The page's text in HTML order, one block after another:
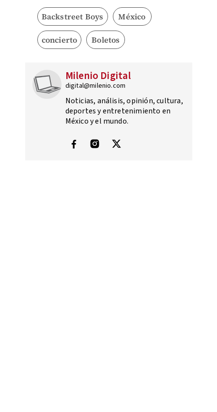
Backstreet Boys México
concierto Boletos
Milenio Digital
digital@milenio.com
Noticias, análisis, opinión, cultura,
deportes y entretenimiento en
México y el mundo.